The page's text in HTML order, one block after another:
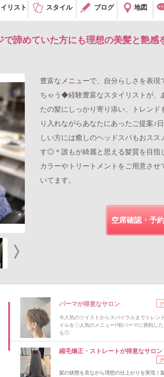
リスト スタイル ブログ 地図
諦めていた方にも理想の美髪と艶感
豊富なメニューで、自分らしさを表現
ちゃう◆経験豊富なスタイリストが、
たの髪にしっかり寄り添い、トレンド
り入れながらあなたにあったご提案♪
しい方には癒しのヘッドスパもおスス
す◎＊誰もが綺麗と思える髪質を目指
カラーやトリートメントをご用意させ
いてます。
空席確認・予
パーマが得意なサロン
今人気のツイストからスパイラルまでトレン
イルを◇人気のメニュー!!初パーマに挑戦し
も◎
縮毛矯正・ストレートが得意なサロン
髪の状態を見ながら理想の仕上がりを実現！